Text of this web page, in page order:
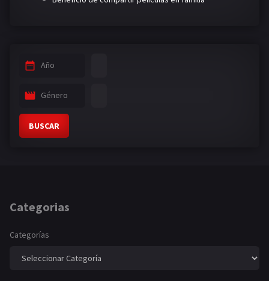
Año
Género
BUSCAR
Categorias
Categorías